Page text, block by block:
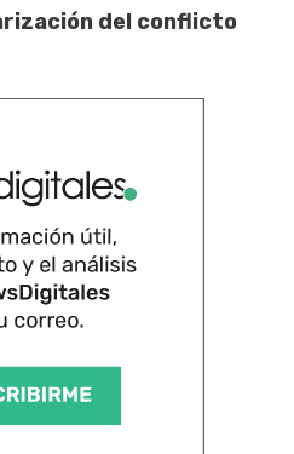
del conflicto